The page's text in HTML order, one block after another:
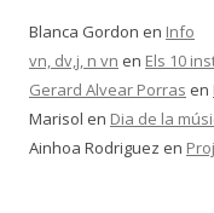
Blanca Gordon en Info
vn, dv,j, n vn en Els 10
Gerard Alvear Porras en
Marisol en Dia de la
Ainhoa Rodriguez en